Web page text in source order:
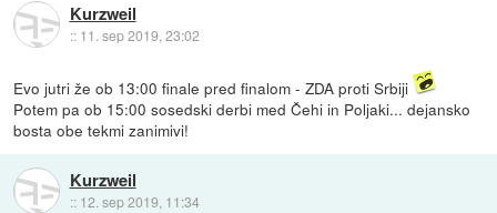
Kurzweil
:: 11. sep 2019, 23:02
Evo jutri že ob 13:00 finale pred finalom - ZDA proti Srbiji
Potem pa ob 15:00 sosedski derbi med Čehi in Poljaki... dejansko
bosta obe tekmi zanimivi!
Kurzweil
:: 12. sep 2019, 11:34